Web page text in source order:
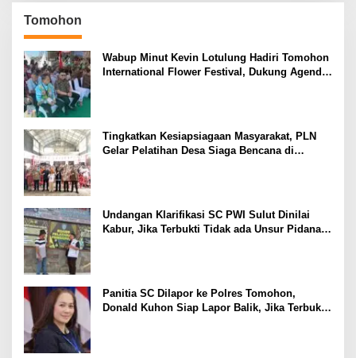
Tomohon
Wabup Minut Kevin Lotulung Hadiri Tomohon
International Flower Festival, Dukung Agenda
Tingkatkan Kesiapsiagaan Masyarakat, PLN
Gelar Pelatihan Desa Siaga Bencana di
Undangan Klarifikasi SC PWI Sulut Dinilai
Kabur, Jika Terbukti Tidak ada Unsur Pidana
Panitia SC Dilapor ke Polres Tomohon,
Donald Kuhon Siap Lapor Balik, Jika Terbukti